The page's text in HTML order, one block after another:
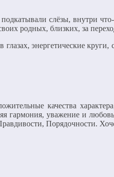
слёзы, внутри
родных, близких, за
энергетические
качества
гармония, уважение и
Порядочности.